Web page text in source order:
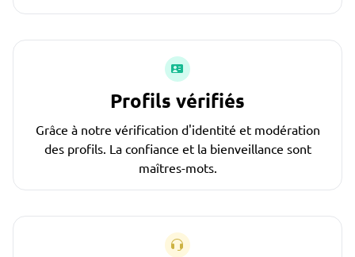
Profils vérifiés
Grâce à notre vérification d'identité et modération
des profils. La confiance et la bienveillance sont
maîtres-mots.